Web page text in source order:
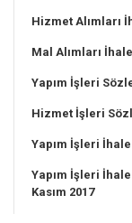
Hizmet Alımları
Mal Alımları
Yapım İşleri
Hizmet İşleri
Yapım İşleri
Yapım İşleri
Kasım 2017